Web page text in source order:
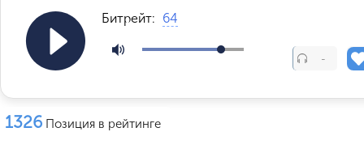
Битрейт: 64
-
1326 Позиция в рейтинге